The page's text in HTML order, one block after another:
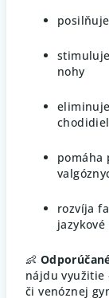
nohy
chodidiel
pomáha
rozvíja
👶
nájdu využitie
či venóznej